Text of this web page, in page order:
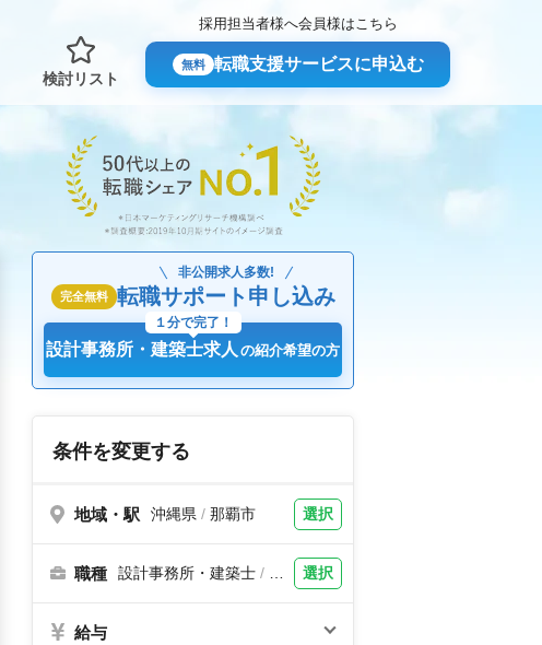
検討リスト
採用担当者様へ会員様はこちら
無料 転職支援サービスに申込む
完全無料
非公開求人多数!
転職サポート申し込み
設計事務所・建築士求人 の紹介希望の方
１分で完了！
条件を変更する
地域・駅 沖縄県/ 那覇市 選択
職種 設計事務所・建築士/ 建
選択
給与